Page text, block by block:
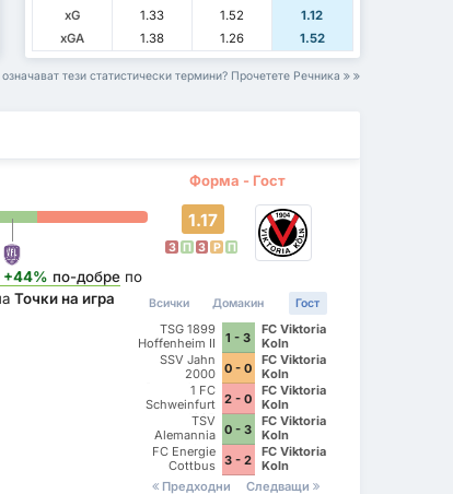
xG
1.33 1.52
1.12
xGA
1.38 1.26 1.52
тези статистически термини? Прочетете Речника
Форма - Гост
+44% по-добре по
Точки на игра
1.17
З П З P П
Всички Домакин Гост
TSG 1899
Hoffenheim II
1 - 3
FC Viktoria
Koln
SSV Jahn
2000
Regensburg
0 - 0
FC Viktoria
Koln
1 FC
Schweinfurt
1905
2 - 0
FC Viktoria
Koln
TSV
Alemannia
Aachen
0 - 3
FC Viktoria
Koln
FC Energie
Cottbus 3 - 2
FC Viktoria
Koln
Предходни
Следващи